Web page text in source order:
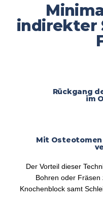
indirekter
Rückgang
im
Mit
Der Vorteil dieser
Bohren oder
Knochenblock samt